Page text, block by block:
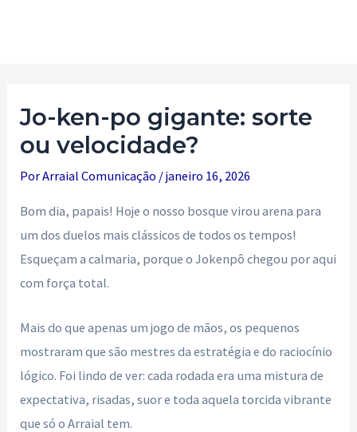
Jo-ken-po gigante: sorte
ou velocidade?
PorArraial Comunicação /janeiro 16, 2026
Bom dia, papais! Hoje o nosso bosque virou arena para
um dos duelos mais clássicos de todos os tempos!
Esqueçam a calmaria, porque o Jokenpô chegou por aqui
com força total.
Mais do que apenas um jogo de mãos, os pequenos
mostraram que são mestres da estratégia e do raciocínio
lógico. Foi lindo de ver: cada rodada era uma mistura de
expectativa, risadas, suor e toda aquela torcida vibrante
que só o Arraial tem.